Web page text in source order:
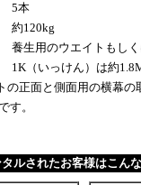
5本
約120kg
養生用のウエイトもし
1K（いっけん）は約
の正面と側面用の横幕
す。
ルされたお客様はこん